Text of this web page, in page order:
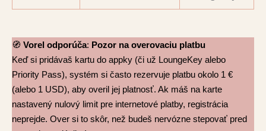
🧭 Vorel odporúča: Pozor na overovaciu platbu
Keď si pridávaš kartu do appky (či už LoungeKey alebo
Priority Pass), systém si často rezervuje platbu okolo 1 €
(alebo 1 USD), aby overil jej platnosť. Ak máš na karte
nastavený nulový limit pre internetové platby, registrácia
neprejde. Over si to skôr, než budeš nervózne stepovať pred